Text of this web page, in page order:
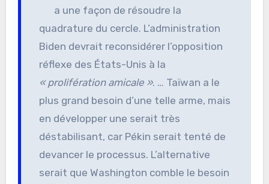
a une façon de résoudre la
quadrature du cercle. L’administration
Biden devrait reconsidérer l’opposition
réflexe des États-Unis à la
« prolifération amicale ». … Taïwan a le
plus grand besoin d’une telle arme, mais
en développer une serait très
déstabilisant, car Pékin serait tenté de
devancer le processus. L’alternative
serait que Washington comble le besoin